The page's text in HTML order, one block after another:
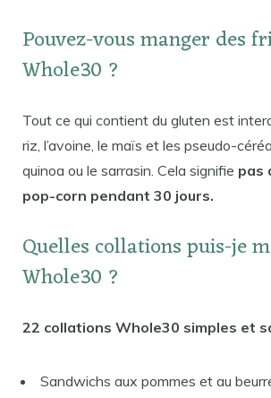
Pouvez-vous manger des
Whole30 ?
Tout ce qui contient du gluten est
riz, l’avoine, le maïs et les pseudo-
quinoa ou le sarrasin. Cela signifie pas
pop-corn pendant 30 jours.
Quelles collations puis-je
Whole30 ?
22 collations Whole30 simples et
Sandwichs aux pommes et au